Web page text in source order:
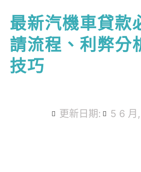
最新汽機車貸款
請流程、利弊分
技巧
更新日期: 5 6